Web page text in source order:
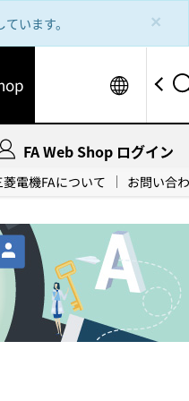
×
います。
菱電機FAについて お問い合
FA Web Shop ログイン